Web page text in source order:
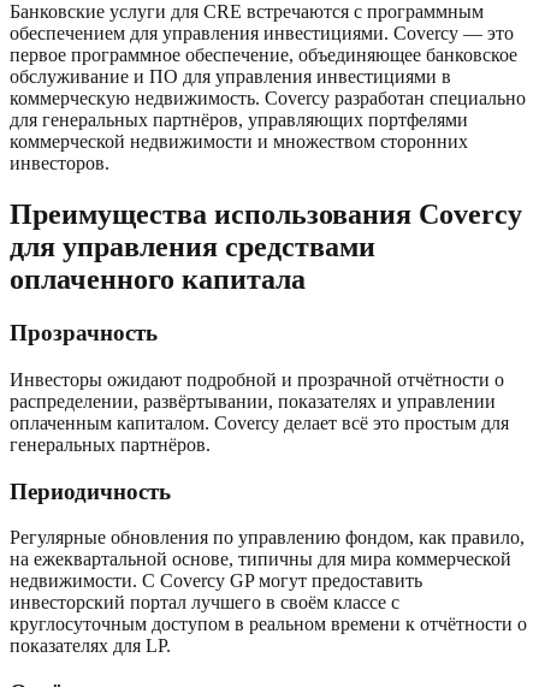
Банковские услуги для CRE встречаются с программным
обеспечением для управления инвестициями. Covercy — это
первое программное обеспечение, объединяющее банковское
обслуживание и ПО для управления инвестициями в
коммерческую недвижимость. Covercy разработан специально
для генеральных партнёров, управляющих портфелями
коммерческой недвижимости и множеством сторонних
инвесторов.
Преимущества использования Covercy
для управления средствами
оплаченного капитала
Прозрачность
Инвесторы ожидают подробной и прозрачной отчётности о
распределении, развёртывании, показателях и управлении
оплаченным капиталом. Covercy делает всё это простым для
генеральных партнёров.
Периодичность
Регулярные обновления по управлению фондом, как правило,
на ежеквартальной основе, типичны для мира коммерческой
недвижимости. С Covercy GP могут предоставить
инвесторский портал лучшего в своём классе с
круглосуточным доступом в реальном времени к отчётности о
показателях для LP.